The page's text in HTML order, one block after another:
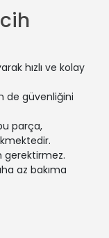
(FC0/1_) |
- 59 Kw 80
1_) | 1.5 dCi
| 2005-04-01 /
(FC0/1_) |
- 48 Kw 65
I (LB_) | 1.5 dCi
| 2003-02-01 / -
hızlı ve kolay
de güvenliğini
parça,
gerektirmez.
az bakıma